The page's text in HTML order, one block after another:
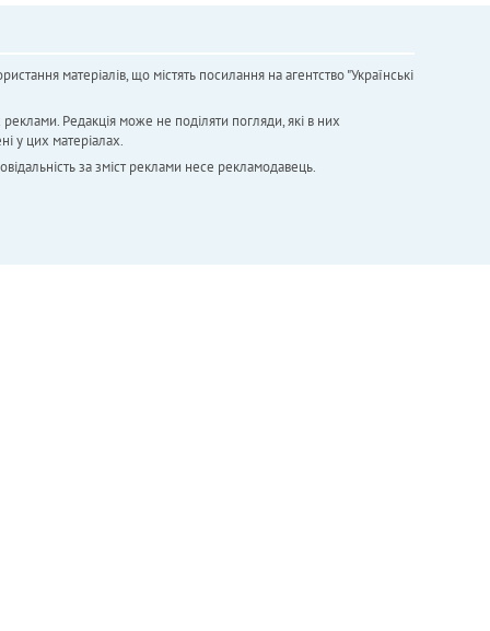
матеріалів, що містять посилання на агентство "Українськi
Редакція може не поділяти погляди, які в них
у цих матеріалах.
за зміст реклами несе рекламодавець.